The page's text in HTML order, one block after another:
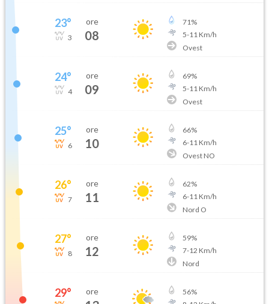
23°
3
ore
08
71%
5-11Km/h
Ovest
24°
4
ore
09
69%
5-11Km/h
Ovest
25°
6
ore
10
66%
6-11Km/h
Ovest NO
26°
7
ore
11
62%
6-11Km/h
Nord O
27°
8
ore
12
59%
7-12 Km/h
Nord
29° ore 56%